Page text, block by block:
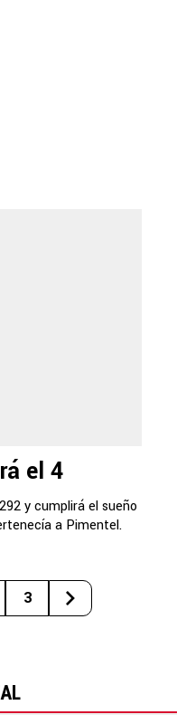
el 4
y cumplirá el sueño
a Pimentel.
3